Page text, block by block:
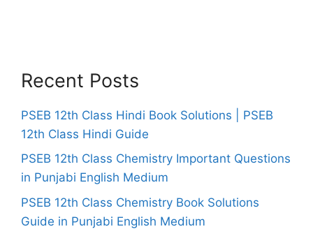
Recent Posts
PSEB 12th Class Hindi Book Solutions | PSEB
12th Class Hindi Guide
PSEB 12th Class Chemistry Important Questions
in Punjabi English Medium
PSEB 12th Class Chemistry Book Solutions
Guide in Punjabi English Medium